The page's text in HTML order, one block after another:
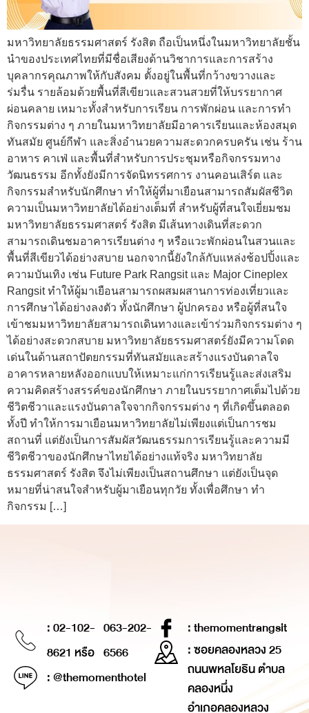
มหาวิทยาลัยธรรมศาสตร์ รังสิต ถือเป็นหนึ่งในมหาวิทยาลัยชั้น
นำของประเทศไทยที่มีชื่อเสียงด้านวิชาการและการสร้าง
บุคลากรคุณภาพให้กับสังคม ตั้งอยู่ในพื้นที่กว้างขวางและ
ร่มรื่น รายล้อมด้วยพื้นที่สีเขียวและสวนสวยที่ให้บรรยากาศ
ผ่อนคลาย เหมาะทั้งสำหรับการเรียน การพักผ่อน และการทำ
กิจกรรมต่าง ๆ ภายในมหาวิทยาลัยมีอาคารเรียนและห้องสมุด
ทันสมัย ศูนย์กีฬา และสิ่งอำนวยความสะดวกครบครัน เช่น ร้าน
อาหาร คาเฟ่ และพื้นที่สำหรับการประชุมหรือกิจกรรมทาง
วัฒนธรรม อีกทั้งยังมีการจัดนิทรรศการ งานคอนเสิร์ต และ
กิจกรรมสำหรับนักศึกษา ทำให้ผู้ที่มาเยือนสามารถสัมผัสชีวิต
ความเป็นมหาวิทยาลัยได้อย่างเต็มที่ สำหรับผู้ที่สนใจเยี่ยมชม
มหาวิทยาลัยธรรมศาสตร์ รังสิต มีเส้นทางเดินที่สะดวก
สามารถเดินชมอาคารเรียนต่าง ๆ หรือแวะพักผ่อนในสวนและ
พื้นที่สีเขียวได้อย่างสบาย นอกจากนี้ยังใกล้กับแหล่งช้อปปิ้งและ
ความบันเทิง เช่น Future Park Rangsit และ Major Cineplex
Rangsit ทำให้ผู้มาเยือนสามารถผสมผสานการท่องเที่ยวและ
การศึกษาได้อย่างลงตัว ทั้งนักศึกษา ผู้ปกครอง หรือผู้ที่สนใจ
เข้าชมมหาวิทยาลัยสามารถเดินทางและเข้าร่วมกิจกรรมต่าง ๆ
ได้อย่างสะดวกสบาย มหาวิทยาลัยธรรมศาสตร์ยังมีความโดด
เด่นในด้านสถาปัตยกรรมที่ทันสมัยและสร้างแรงบันดาลใจ
อาคารหลายหลังออกแบบให้เหมาะแก่การเรียนรู้และส่งเสริม
ความคิดสร้างสรรค์ของนักศึกษา ภายในบรรยากาศเต็มไปด้วย
ชีวิตชีวาและแรงบันดาลใจจากกิจกรรมต่าง ๆ ที่เกิดขึ้นตลอด
ทั้งปี ทำให้การมาเยือนมหาวิทยาลัยไม่เพียงแต่เป็นการชม
สถานที่ แต่ยังเป็นการสัมผัสวัฒนธรรมการเรียนรู้และความมี
ชีวิตชีวาของนักศึกษาไทยได้อย่างแท้จริง มหาวิทยาลัย
ธรรมศาสตร์ รังสิต จึงไม่เพียงเป็นสถานศึกษา แต่ยังเป็นจุด
หมายที่น่าสนใจสำหรับผู้มาเยือนทุกวัย ทั้งเพื่อศึกษา ทำ
กิจกรรม […]
: 02-102-
8621 หรือ
063-202-
6566
: @themomenthotel
: themomentrangsit
: ซอยคลองหลวง 25
ถนนพหลโยธิน ตำบล
คลองหนึ่ง
อำเภอคลองหลวง